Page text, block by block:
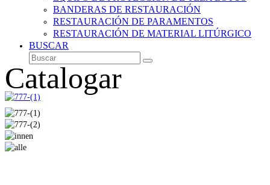
BANDERAS DE RESTAURACIÓN
RESTAURACIÓN DE PARAMENTOS
RESTAURACIÓN DE MATERIAL LITÚRGICO
BUSCAR
Buscar
Enviar
Catalogar